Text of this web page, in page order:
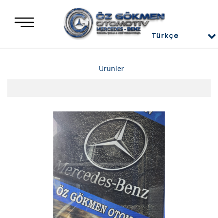
Ürünler
Mercedes Motor Aksamları ve Komple Motorlar
Mercedes Difransiyel
Mercedes Üst Kapaklar
Mercedes Direksiyon Power
Mercedes Radyatör ve İnterkol
Mercedes Ön ve Arka Tampon
Türkçe
English